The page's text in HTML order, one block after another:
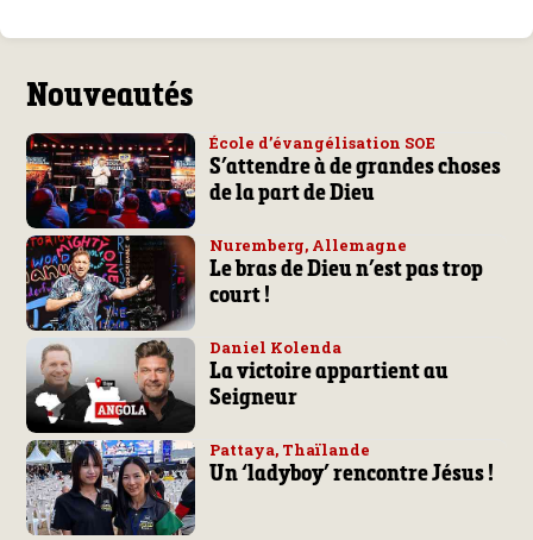
Nouveautés
École d’évangélisation SOE
S’attendre à de grandes choses
de la part de Dieu
Nuremberg, Allemagne
Le bras de Dieu n’est pas trop
court !
Daniel Kolenda
La victoire appartient au
Seigneur
Pattaya, Thaïlande
Un ‘ladyboy’ rencontre Jésus !